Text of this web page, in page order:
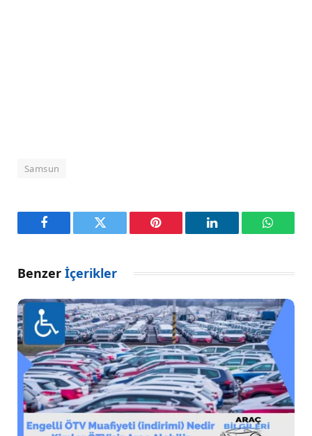
Samsun
Facebook Twitter Pinterest LinkedIn
Benzer İçerikler